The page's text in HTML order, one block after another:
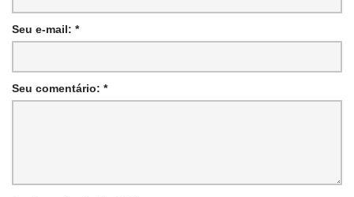
Seu e-mail: *
Seu comentário: *